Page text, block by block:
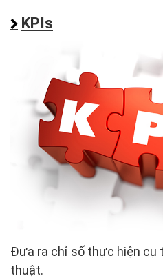
KPIs
Đưa ra chỉ số thực hiện cụ
thuật.